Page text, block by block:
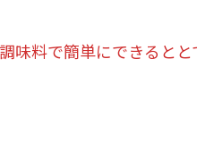
味料で簡単にできるとと